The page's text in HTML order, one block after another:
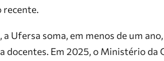
recente.
Ufersa soma, em menos de um
docentes. Em 2025, o Ministério da